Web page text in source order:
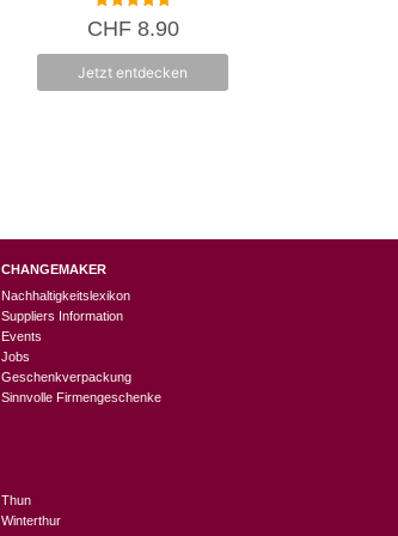
5.00
von 5
CHF8.90
Jetzt entdecken
CHANGEMAKER
Nachhaltigkeitslexikon
Suppliers Information
Events
Jobs
Geschenkverpackung
Sinnvolle Firmengeschenke
Thun
Winterthur